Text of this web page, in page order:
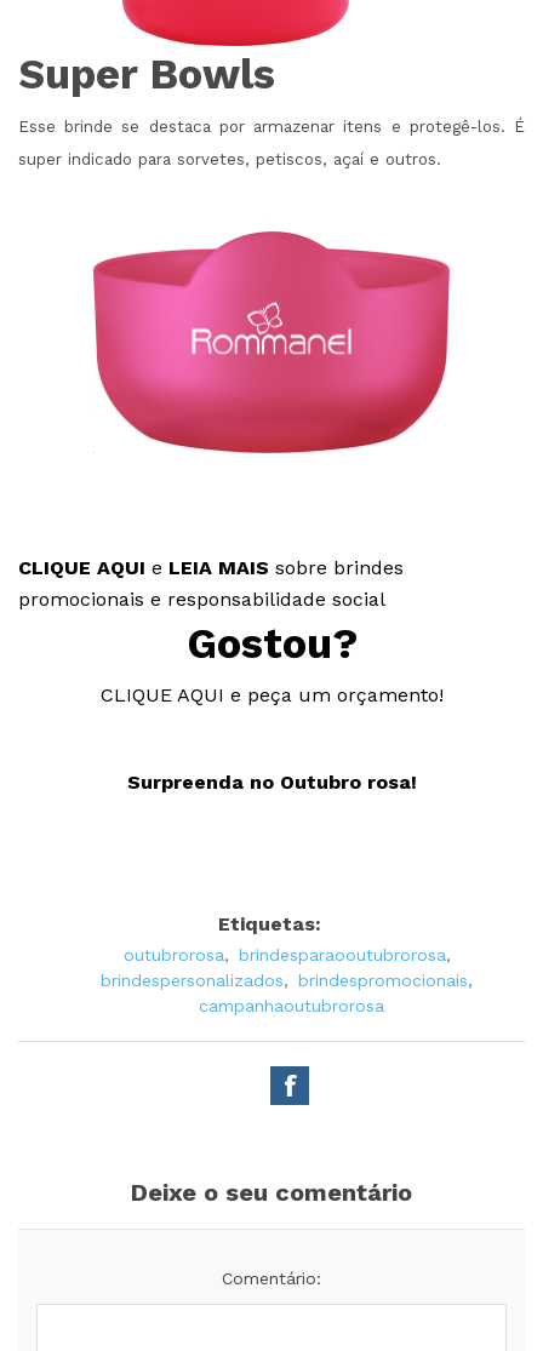
Super Bowls
Esse brinde se destaca por armazenar itens e protegê-los. É
super indicado para sorvetes, petiscos, açaí e outros.
CLIQUE AQUI e LEIA MAIS sobre brindes
promocionais e responsabilidade social
Gostou?
CLIQUE AQUI e peça um orçamento!
Surpreenda no Outubro rosa!
Etiquetas:
outubrorosa, brindesparaooutubrorosa,
brindespersonalizados, brindespromocionais,
campanhaoutubrorosa
Deixe o seu comentário
Comentário: